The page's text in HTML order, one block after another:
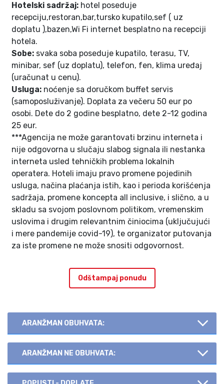
Hotelski sadržaj: hotel poseduje
recepciju,restoran,bar,tursko kupatilo,sef ( uz
doplatu ),bazen,Wi Fi internet besplatno na recepciji
hotela.
Sobe: svaka soba poseduje kupatilo, terasu, TV,
minibar, sef (uz doplatu), telefon, fen, klima uređaj
(uračunat u cenu).
Usluga: noćenje sa doručkom buffet servis
(samoposluživanje). Doplata za večeru 50 eur po
osobi. Dete do 2 godine besplatno, dete 2-12 godina
25 eur.
***Agencija ne može garantovati brzinu interneta i
nije odgovorna u slučaju slabog signala ili nestanka
interneta usled tehničkih problema lokalnih
operatera. Hoteli imaju pravo promene pojedinih
usluga, načina plaćanja istih, kao i perioda korišćenja
sadržaja, promene koncepta all inclusive, i slično, a u
skladu sa svojom poslovnom politikom, vremenskim
uslovima i drugim relevantnim činiocima (uključujući
i mere pandemije covid-19), te organizator putovanja
za iste promene ne može snositi odgovornost.
Odštampaj ponudu
ARANŽMAN OBUHVATA:
ARANŽMAN NE OBUHVATA: